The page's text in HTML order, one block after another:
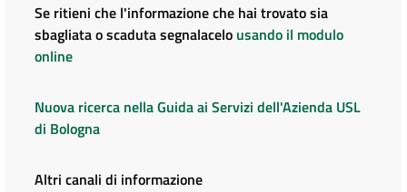
Se ritieni che l'informazione che hai trovato sia
sbagliata o scaduta segnalacelo usando il modulo
online
Nuova ricerca nella Guida ai Servizi dell'Azienda USL
di Bologna
Altri canali di informazione